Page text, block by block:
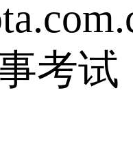
考试